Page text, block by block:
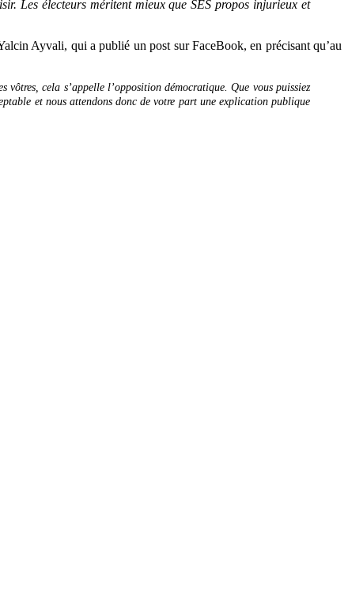
Les électeurs méritent mieux que SES propos injurieux et
Ayvali, qui a publié un post sur FaceBook, en précisant qu’au
vôtres, cela s’appelle l’opposition démocratique.Que vous puissiez
et nous attendons donc de votre part une explication publique